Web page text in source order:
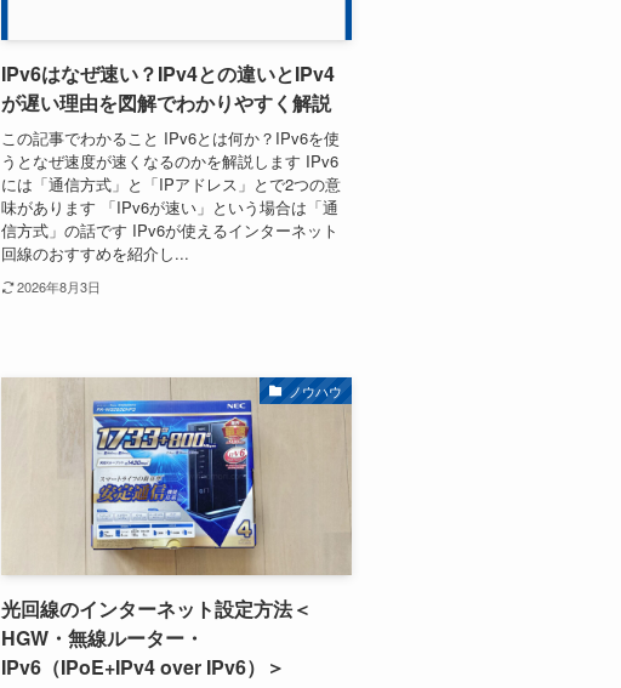
IPv6はなぜ速い？IPv4との違いとIPv4
が遅い理由を図解でわかりやすく解説
この記事でわかること IPv6とは何か？IPv6を使
うとなぜ速度が速くなるのかを解説します IPv6
には「通信方式」と「IPアドレス」とで2つの意
味があります 「IPv6が速い」という場合は「通
信方式」の話です IPv6が使えるインターネット
回線のおすすめを紹介し...
2026年8月3日
ノウハウ
光回線のインターネット設定方法＜
HGW・無線ルーター・
IPv6（IPoE+IPv4 over IPv6）＞